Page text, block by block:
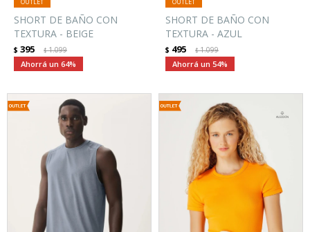
SHORT DE BAÑO CON
TEXTURA - BEIGE
$ 395 $1.099
64
SHORT DE BAÑO CON
TEXTURA - AZUL
$ 495 $1.099
54